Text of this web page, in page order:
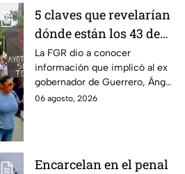
5 claves que revelarían
dónde están los 43 de
Ayotzinapa tras
captura de Ángel
Aguirre, ex gobernador
de Guerrero
La FGR dio a conocer
información que implicó al ex
gobernador de Guerrero, Ángel
Aguirre, quien fue detenido
06 agosto, 2026
Encarcelan en el penal